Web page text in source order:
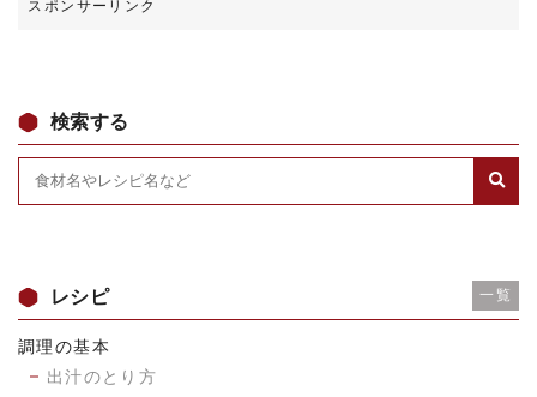
検索する
レシピ 一覧
調理の基本
出汁のとり方